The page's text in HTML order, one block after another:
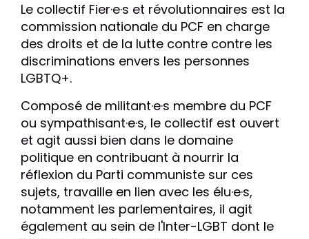
Le collectif Fier·e·s et révolutionnaires est la
commission nationale du PCF en charge
des droits et de la lutte contre contre les
discriminations envers les personnes
LGBTQ+.
Composé de militant·e·s membre du PCF
ou sympathisant·e·s, le collectif est ouvert
et agit aussi bien dans le domaine
politique en contribuant à nourrir la
réflexion du Parti communiste sur ces
sujets, travaille en lien avec les élu·e·s,
notamment les parlementaires, il agit
également au sein de l'Inter-LGBT dont le